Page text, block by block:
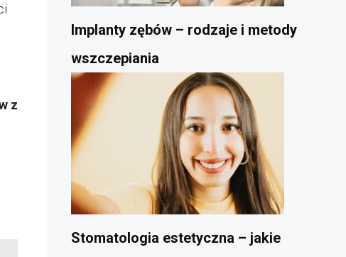
z
Implanty zębów – rodzaje i metody
wszczepiania
Stomatologia estetyczna – jakie